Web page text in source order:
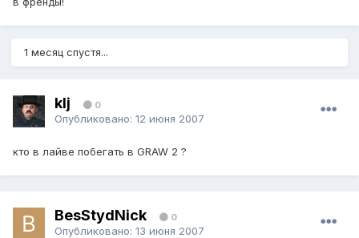
1 месяц спустя...
klj 0
Опубликовано: 12 июня 2007
кто в лайве побегать в GRAW 2 ?
BesStydNick 0
Опубликовано: 13 июня 2007